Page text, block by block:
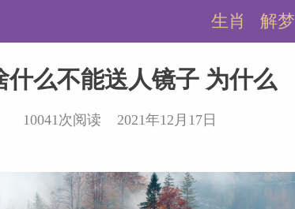
解梦
生肖
什么不能送人镜子 为什么
10041次阅读 2021年12月17日